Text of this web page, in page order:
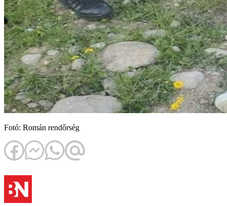
Fotó: Román rendőrség